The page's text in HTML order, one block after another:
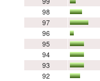
98
97
96
95
94
93
92